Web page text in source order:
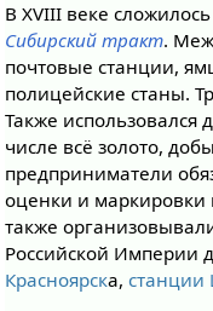
В XVIII веке
Сибирский тракт.
почтовые станции,
полицейские станы.
Также
числе всё золото,
предприниматели
оценки и маркировки
также
Российской Империи
Красноярска,станции